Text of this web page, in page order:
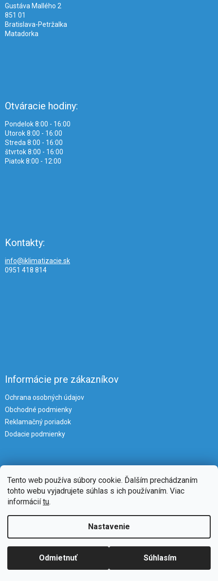
Tento web používa súbory cookie. Ďalším prechádzaním
tohto webu vyjadrujete súhlas s ich používaním. Viac
informáciítu.
Nastavenie
Odmietnuť Súhlasím
Gustáva Mallého 2
851 01
Bratislava-Petržalka
Matadorka
Otváracie hodiny:
Pondelok 8:00 - 16:00
Utorok 8:00 - 16:00
Streda 8:00 - 16:00
štvrtok 8:00 - 16:00
Piatok 8:00 - 12:00
Kontakty:
info@iklimatizacie.sk
0951 418 814
Informácie pre zákazníkov
Ochrana osobných údajov
Obchodné podmienky
Reklamačný poriadok
Dodacie podmienky
. Všetky práva vyhradené.